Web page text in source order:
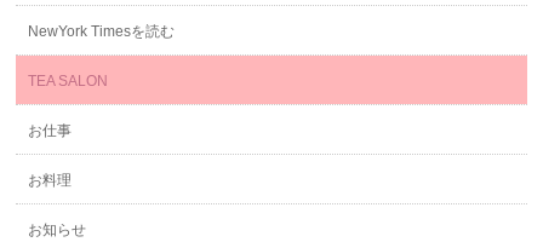
NewYork Timesを読む
TEA SALON
お仕事
お料理
お知らせ